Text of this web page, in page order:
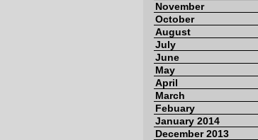
November
October
August
July
June
May
April
March
Febuary
January 2014
December 2013